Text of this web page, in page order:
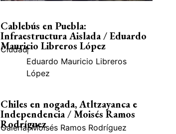
Cablebús en Puebla:
Infraestructura Aislada / Eduardo
Mauricio Libreros López
Ciudad|
Eduardo Mauricio Libreros
López
Chiles en nogada, Atltzayanca e
Independencia / Moisés Ramos
Rodríguez
Galería| Moisés Ramos Rodríguez